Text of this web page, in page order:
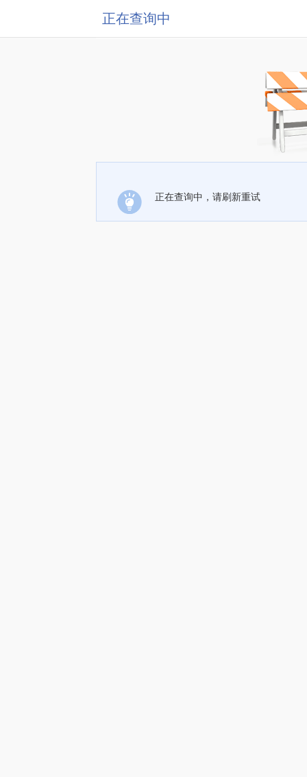
正在查询中
正在查询中，请刷新重试